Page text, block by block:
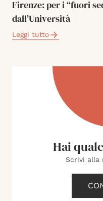
Firenze: per i “fuori
dall’Università
Leggi tutto
Hai
Scrivi alla